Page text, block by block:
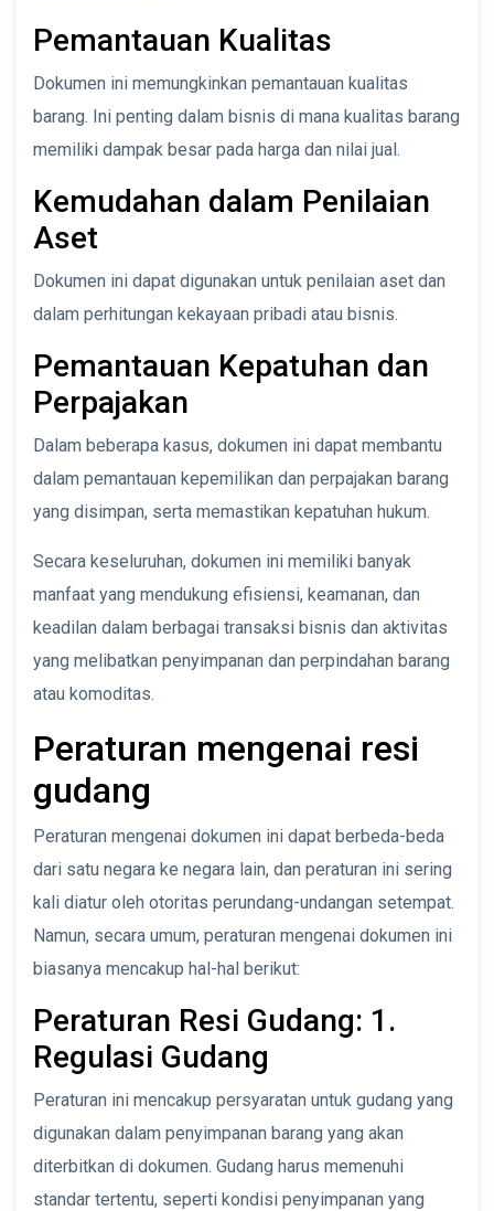
Pemantauan Kualitas
Dokumen ini memungkinkan pemantauan kualitas
barang. Ini penting dalam bisnis di mana kualitas barang
memiliki dampak besar pada harga dan nilai jual.
Kemudahan dalam Penilaian
Aset
Dokumen ini dapat digunakan untuk penilaian aset dan
dalam perhitungan kekayaan pribadi atau bisnis.
Pemantauan Kepatuhan dan
Perpajakan
Dalam beberapa kasus, dokumen ini dapat membantu
dalam pemantauan kepemilikan dan perpajakan barang
yang disimpan, serta memastikan kepatuhan hukum.
Secara keseluruhan, dokumen ini memiliki banyak
manfaat yang mendukung efisiensi, keamanan, dan
keadilan dalam berbagai transaksi bisnis dan aktivitas
yang melibatkan penyimpanan dan perpindahan barang
atau komoditas.
Peraturan mengenai resi
gudang
Peraturan mengenai dokumen ini dapat berbeda-beda
dari satu negara ke negara lain, dan peraturan ini sering
kali diatur oleh otoritas perundang-undangan setempat.
Namun, secara umum, peraturan mengenai dokumen ini
biasanya mencakup hal-hal berikut:
Peraturan Resi Gudang: 1.
Regulasi Gudang
Peraturan ini mencakup persyaratan untuk gudang yang
digunakan dalam penyimpanan barang yang akan
diterbitkan di dokumen. Gudang harus memenuhi
standar tertentu, seperti kondisi penyimpanan yang